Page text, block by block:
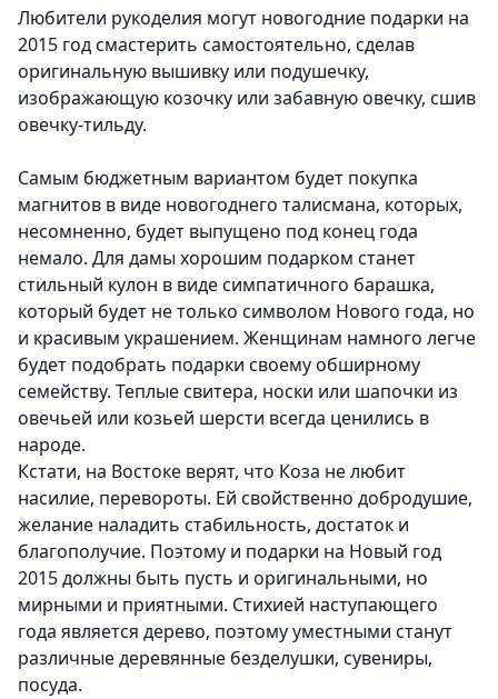
Любители рукоделия могут новогодние подарки на
2015 год смастерить самостоятельно, сделав
оригинальную вышивку или подушечку,
изображающую козочку или забавную овечку, сшив
овечку-тильду.
Самым бюджетным вариантом будет покупка
магнитов в виде новогоднего талисмана, которых,
несомненно, будет выпущено под конец года
немало. Для дамы хорошим подарком станет
стильный кулон в виде симпатичного барашка,
который будет не только символом Нового года, но
и красивым украшением. Женщинам намного легче
будет подобрать подарки своему обширному
семейству. Теплые свитера, носки или шапочки из
овечьей или козьей шерсти всегда ценились в
народе.
Кстати, на Востоке верят, что Коза не любит
насилие, перевороты. Ей свойственно добродушие,
желание наладить стабильность, достаток и
благополучие. Поэтому и подарки на Новый год
2015 должны быть пусть и оригинальными, но
мирными и приятными. Стихией наступающего
года является дерево, поэтому уместными станут
различные деревянные безделушки, сувениры,
посуда.